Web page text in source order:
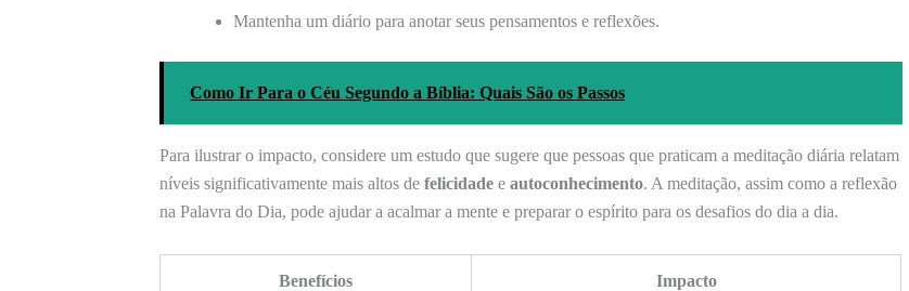
Mantenha um diário para anotar seus pensamentos e reflexões.
Como Ir Para o Céu Segundo a Bíblia: Quais São os Passos
Para ilustrar o impacto, considere um estudo que sugere que pessoas que praticam a meditação diária relatam
níveis significativamente mais altos de felicidade e autoconhecimento. A meditação, assim como a reflexão
na Palavra do Dia, pode ajudar a acalmar a mente e preparar o espírito para os desafios do dia a dia.
Benefícios Impacto